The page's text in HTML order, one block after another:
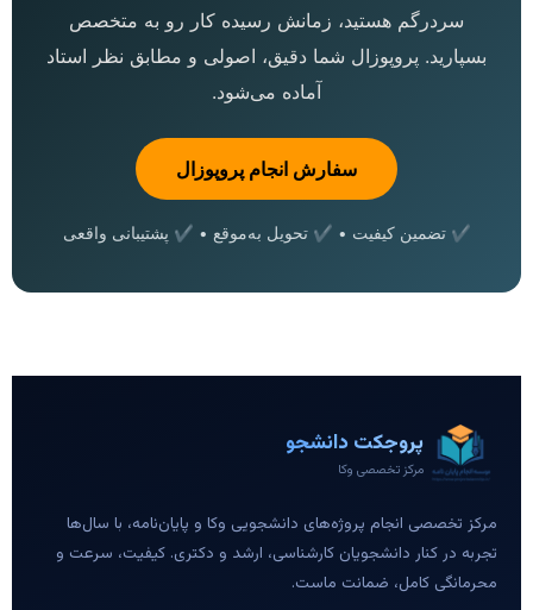
سردرگم هستید، زمانش رسیده کار رو به متخصص
بسپارید. پروپوزال شما دقیق، اصولی و مطابق نظر استاد
آماده می‌شود.
سفارش انجام پروپوزال
✔ تضمین کیفیت • ✔ تحویل به‌موقع • ✔ پشتیبانی واقعی
پروجکت دانشجو
مرکز تخصصی وکا
مرکز تخصصی انجام پروژه‌های دانشجویی وکا و پایان‌نامه، با سال‌ها
تجربه در کنار دانشجویان کارشناسی، ارشد و دکتری. کیفیت، سرعت و
محرمانگی کامل، ضمانت ماست.